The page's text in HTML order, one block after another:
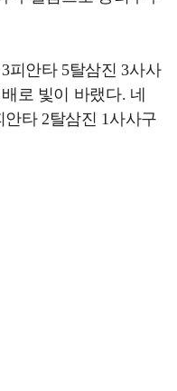
피안타 5탈삼진 3사사
로 빛이 바랬다. 네
타 2탈삼진 1사사구